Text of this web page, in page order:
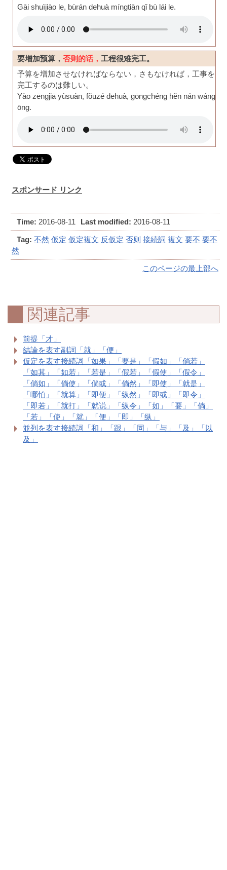
Gāi shuìjiào le, bùrán dehuà míngtiān qǐ bù lái le.
要增加预算， 否则的话， 工程很难完工。
予算を増加させなければならない，さもなければ，工事を
完工するのは難しい。
Yào zēngjiā yùsuàn, fǒuzé dehuà, gōngchéng hěn nán wáng
ōng.
スポンサード リンク
Time: 2016-08-11 Last modified: 2016-08-11
Tag: 不然 仮定 仮定複文 反仮定 否则 接続詞 複文 要不 要不
然
このページの最上部へ
関連記事
前提「才」
結論を表す副詞「就」「便」
仮定を表す接続詞「如果」「要是」「假如」「倘若」
「如其」「如若」「若是」「假若」「假使」「假令」
「倘如」「倘使」「倘或」「倘然」「即使」「就是」
「哪怕」「就算」「即便」「纵然」「即或」「即令」
「即若」「就打」「就说」「纵令」「如」「要」「倘」
「若」「使」「就」「便」「即」「纵」
並列を表す接続詞「和」「跟」「同」「与」「及」「以
及」